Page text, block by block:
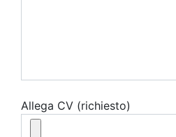
Allega CV (richiesto)